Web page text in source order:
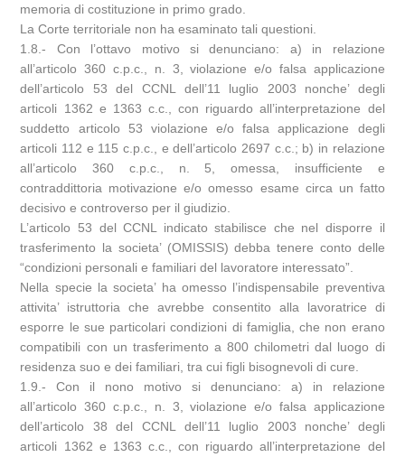
memoria di costituzione in primo grado.
La Corte territoriale non ha esaminato tali questioni.
1.8.- Con l’ottavo motivo si denunciano: a) in relazione
all’articolo 360 c.p.c., n. 3, violazione e/o falsa applicazione
dell’articolo 53 del CCNL dell’11 luglio 2003 nonche’ degli
articoli 1362 e 1363 c.c., con riguardo all’interpretazione del
suddetto articolo 53 violazione e/o falsa applicazione degli
articoli 112 e 115 c.p.c., e dell’articolo 2697 c.c.; b) in relazione
all’articolo 360 c.p.c., n. 5, omessa, insufficiente e
contraddittoria motivazione e/o omesso esame circa un fatto
decisivo e controverso per il giudizio.
L’articolo 53 del CCNL indicato stabilisce che nel disporre il
trasferimento la societa’ (OMISSIS) debba tenere conto delle
“condizioni personali e familiari del lavoratore interessato”.
Nella specie la societa’ ha omesso l’indispensabile preventiva
attivita’ istruttoria che avrebbe consentito alla lavoratrice di
esporre le sue particolari condizioni di famiglia, che non erano
compatibili con un trasferimento a 800 chilometri dal luogo di
residenza suo e dei familiari, tra cui figli bisognevoli di cure.
1.9.- Con il nono motivo si denunciano: a) in relazione
all’articolo 360 c.p.c., n. 3, violazione e/o falsa applicazione
dell’articolo 38 del CCNL dell’11 luglio 2003 nonche’ degli
articoli 1362 e 1363 c.c., con riguardo all’interpretazione del